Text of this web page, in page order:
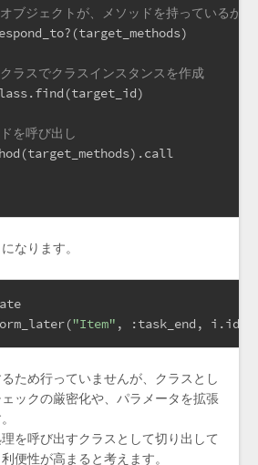
ブジェクトが、メソッドを持っているか
ラスでクラスインスタンスを作成
を呼び出し
なります。
"Item" , :task_end , i.id)
ため行っていませんが、クラスとし
ックの厳密化や、パラメータを拡張
を呼び出すクラスとして切り出して
便性が高まると考えます。